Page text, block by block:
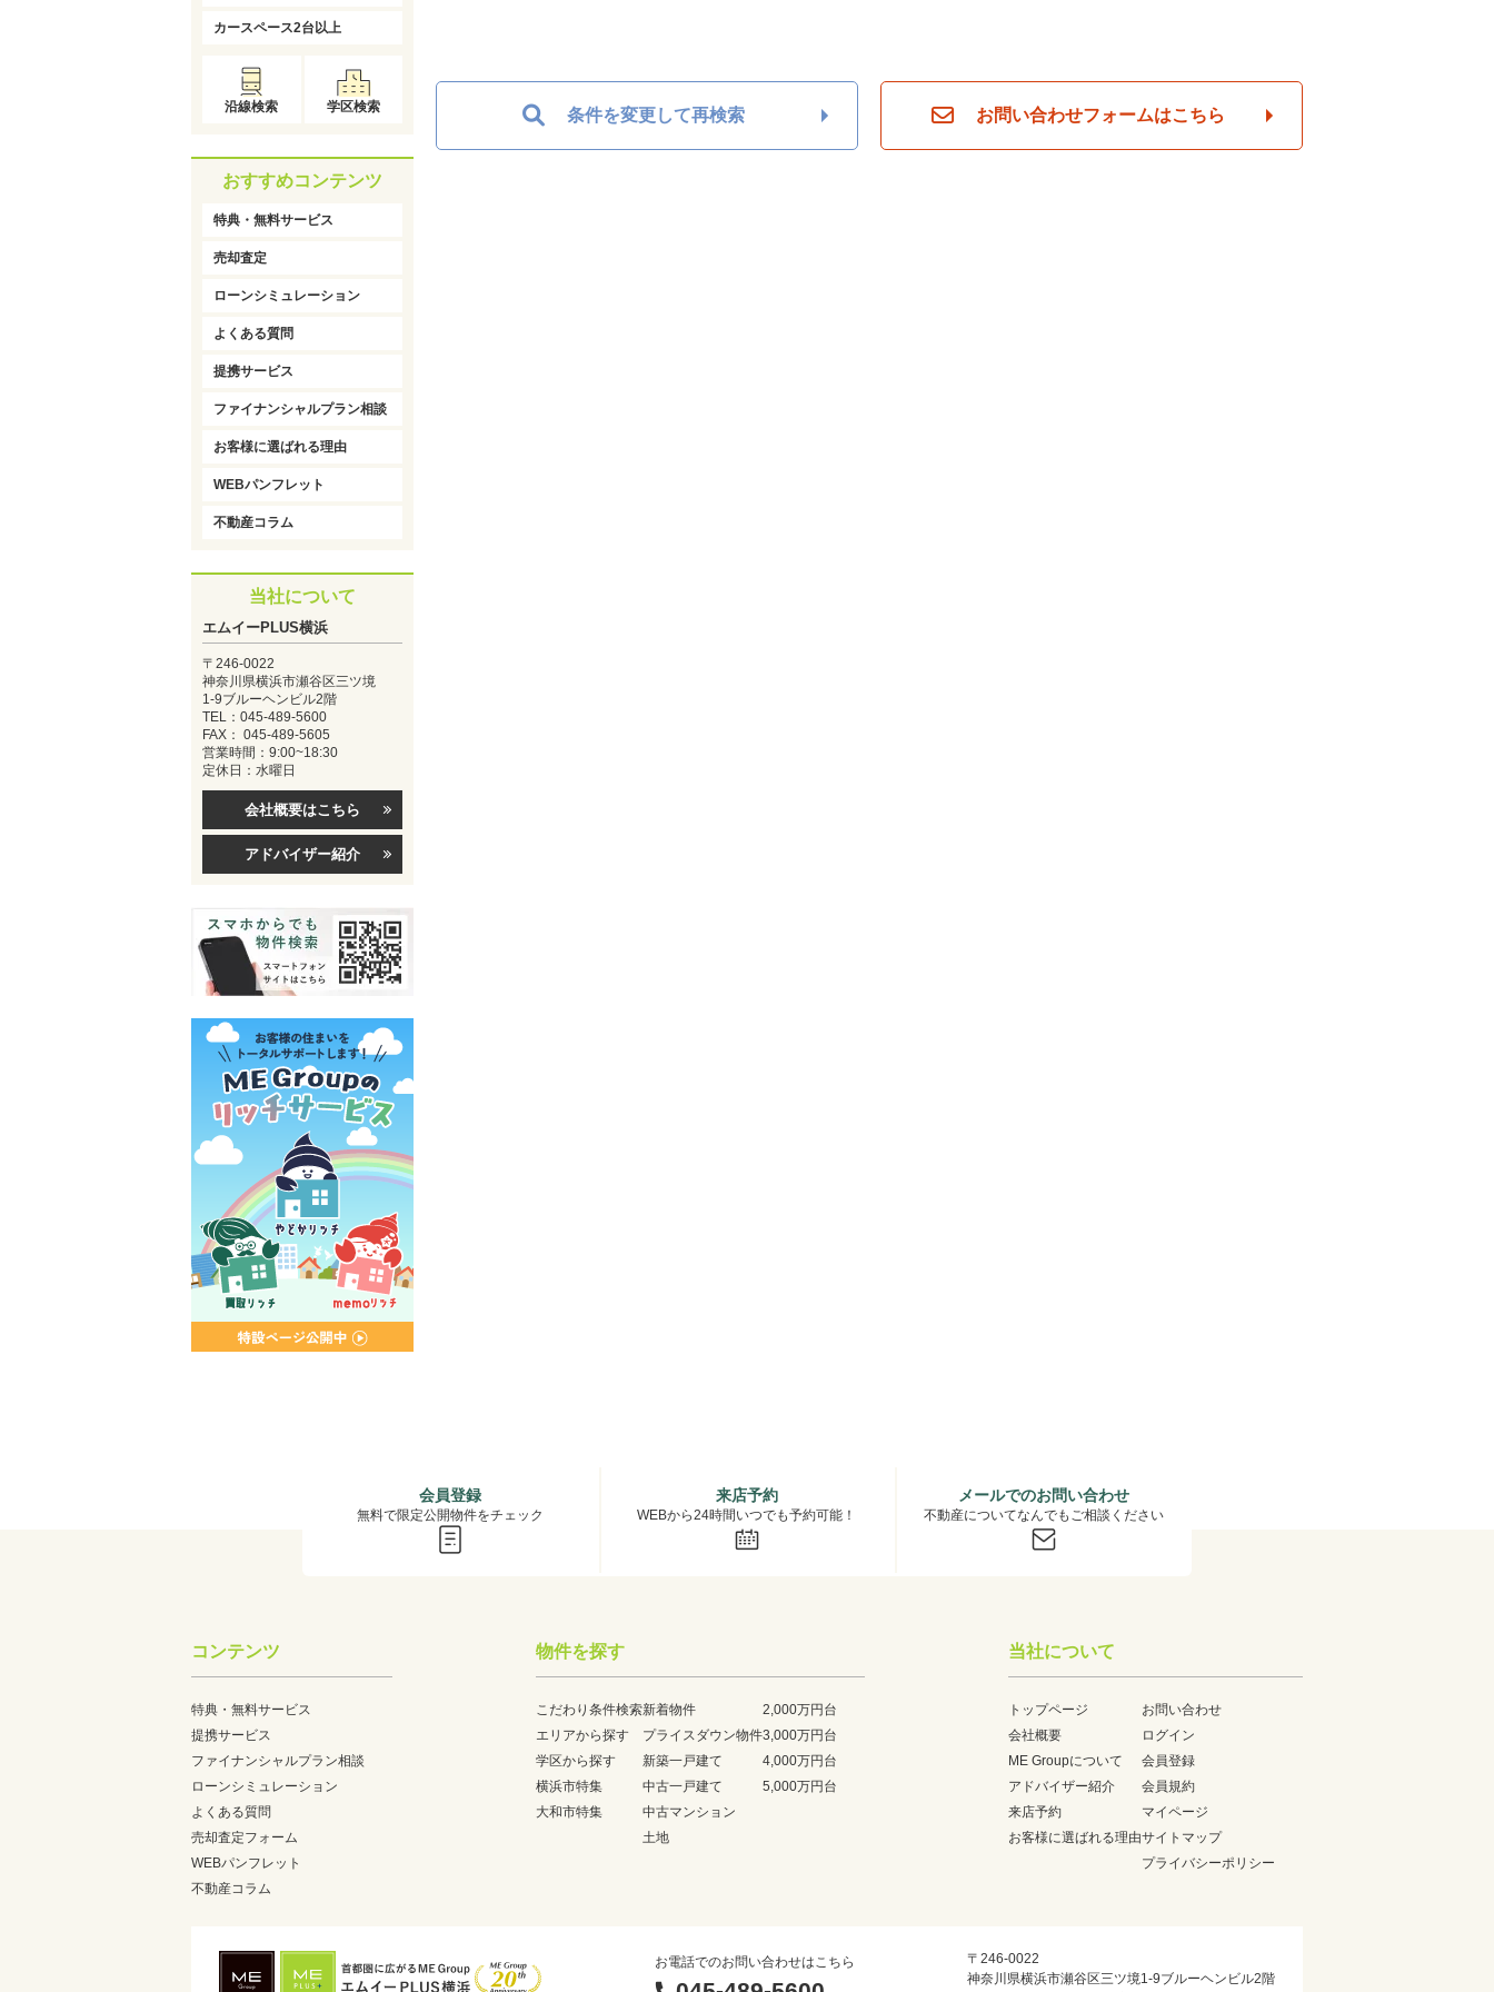
条件を変更して再検索 お問い合わせフォームはこちら
カースペース2台以上
沿線検索 学区検索
おすすめコンテンツ
特典・無料サービス
売却査定
ローンシミュレーション
よくある質問
提携サービス
ファイナンシャルプラン相談
お客様に選ばれる理由
WEBパンフレット
不動産コラム
当社について
エムイーPLUS横浜
〒246-0022
神奈川県横浜市瀬谷区三ツ境
1-9ブルーヘンビル2階
TEL：045-489-5600
FAX： 045-489-5605
営業時間：9:00~18:30
定休日：水曜日
会社概要はこちら
アドバイザー紹介
会員登録
無料で限定公開物件をチェック
来店予約
WEBから24時間いつでも予約可能！
メールでのお問い合わせ
不動産についてなんでもご相談ください
コンテンツ
特典・無料サービス
提携サービス
ファイナンシャルプラン相談
ローンシミュレーション
よくある質問
売却査定フォーム
WEBパンフレット
不動産コラム
物件を探す
こだわり条件検索
エリアから探す
学区から探す
横浜市特集
大和市特集
新着物件
プライスダウン物件
新築一戸建て
中古一戸建て
中古マンション
土地
2,000万円台
3,000万円台
4,000万円台
5,000万円台
当社について
トップページ
会社概要
ME Groupについて
アドバイザー紹介
来店予約
お客様に選ばれる理由
お問い合わせ
ログイン
会員登録
会員規約
マイページ
サイトマップ
プライバシーポリシー
お電話でのお問い合わせはこちら
〒246-0022
神奈川県横浜市瀬谷区三ツ境1-9ブルーヘンビル2階